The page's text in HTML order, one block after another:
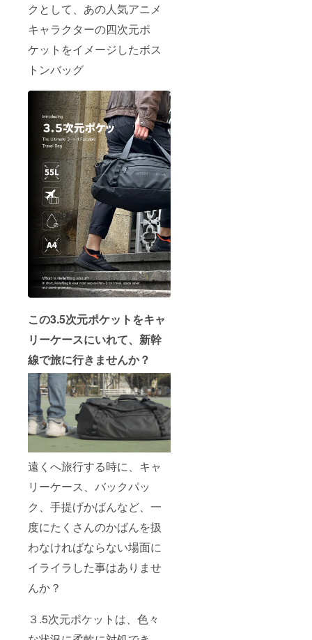
クとして、あの人気アニメ
キャラクターの四次元ポ
ケットをイメージしたボス
トンバッグ
この3.5次元ポケットをキャ
リーケースにいれて、新幹
線で旅に行きませんか？
遠くへ旅行する時に、キャ
リーケース、バックパッ
ク、手提げかばんなど、一
度にたくさんのかばんを扱
わなければならない場面に
イライラした事はありませ
んか？
３.5次元ポケットは、色々